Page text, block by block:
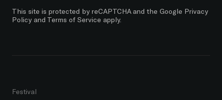
Festival
This site is protected by reCAPTCHA and the Google Privacy
Policy and Terms of Service apply.